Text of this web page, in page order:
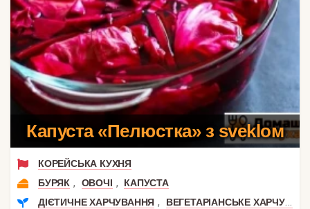
Капуста «Пелюстка» з svekloм
КОРЕЙСЬКА КУХНЯ
БУРЯК , ОВОЧІ ,
КАПУСТА
ДІЄТИЧНЕ ХАРЧУВАННЯ ,
ВЕГЕТАРІАНСЬКЕ ХАРЧУВАННЯ